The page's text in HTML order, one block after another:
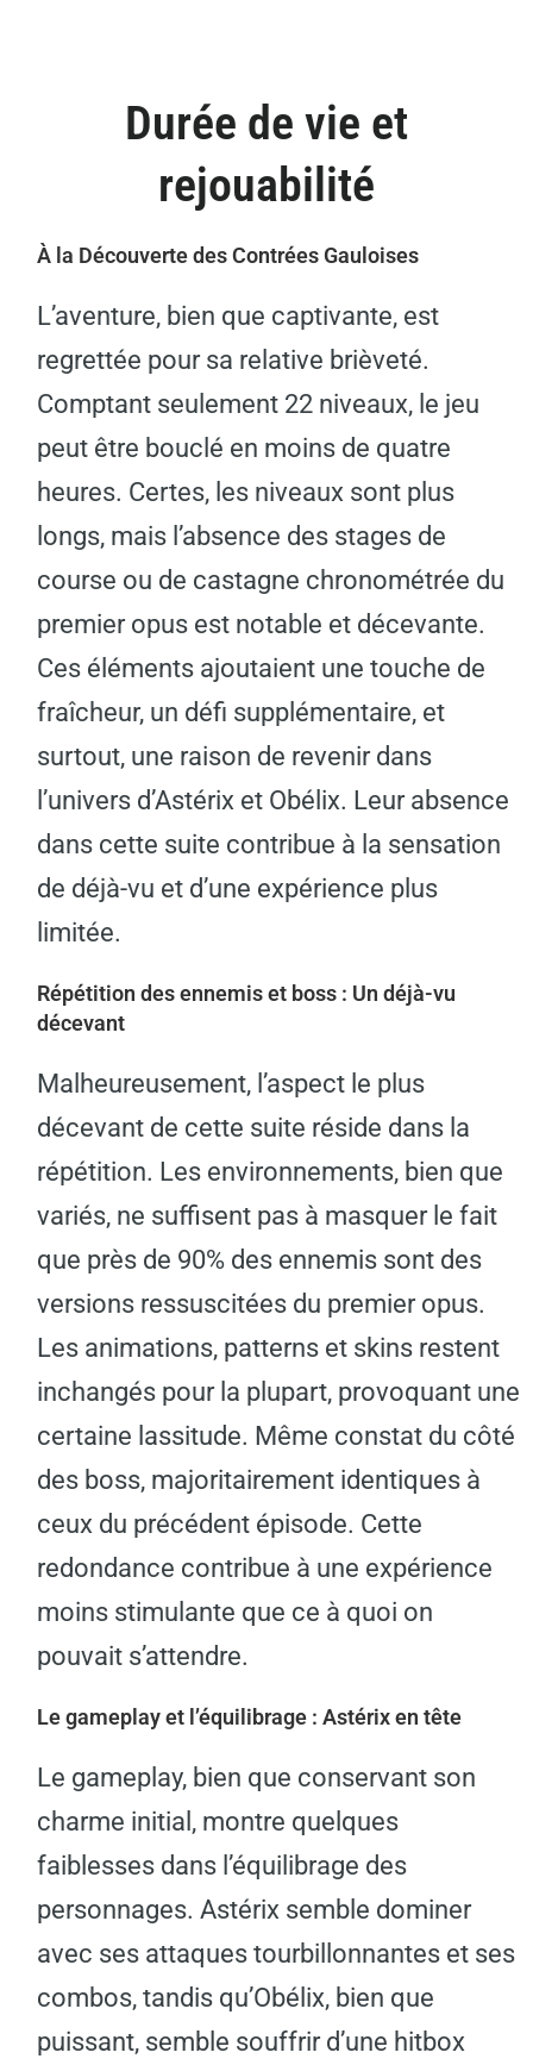
Durée de vie et
rejouabilité
À la Découverte des Contrées Gauloises
L’aventure, bien que captivante, est
regrettée pour sa relative brièveté.
Comptant seulement 22 niveaux, le jeu
peut être bouclé en moins de quatre
heures. Certes, les niveaux sont plus
longs, mais l’absence des stages de
course ou de castagne chronométrée du
premier opus est notable et décevante.
Ces éléments ajoutaient une touche de
fraîcheur, un défi supplémentaire, et
surtout, une raison de revenir dans
l’univers d’Astérix et Obélix. Leur absence
dans cette suite contribue à la sensation
de déjà-vu et d’une expérience plus
limitée.
Répétition des ennemis et boss : Un déjà-vu
décevant
Malheureusement, l’aspect le plus
décevant de cette suite réside dans la
répétition. Les environnements, bien que
variés, ne suffisent pas à masquer le fait
que près de 90% des ennemis sont des
versions ressuscitées du premier opus.
Les animations, patterns et skins restent
inchangés pour la plupart, provoquant une
certaine lassitude. Même constat du côté
des boss, majoritairement identiques à
ceux du précédent épisode. Cette
redondance contribue à une expérience
moins stimulante que ce à quoi on
pouvait s’attendre.
Le gameplay et l’équilibrage : Astérix en tête
Le gameplay, bien que conservant son
charme initial, montre quelques
faiblesses dans l’équilibrage des
personnages. Astérix semble dominer
avec ses attaques tourbillonnantes et ses
combos, tandis qu’Obélix, bien que
puissant, semble souffrir d’une hitbox